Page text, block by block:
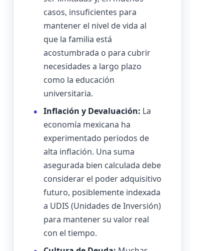
casos, insuficientes para
mantener el nivel de vida al
que la familia está
acostumbrada o para cubrir
necesidades a largo plazo
como la educación
universitaria.
Inflación y Devaluación: La
economía mexicana ha
experimentado periodos de
alta inflación. Una suma
asegurada bien calculada debe
considerar el poder adquisitivo
futuro, posiblemente indexada
a UDIS (Unidades de Inversión)
para mantener su valor real
con el tiempo.